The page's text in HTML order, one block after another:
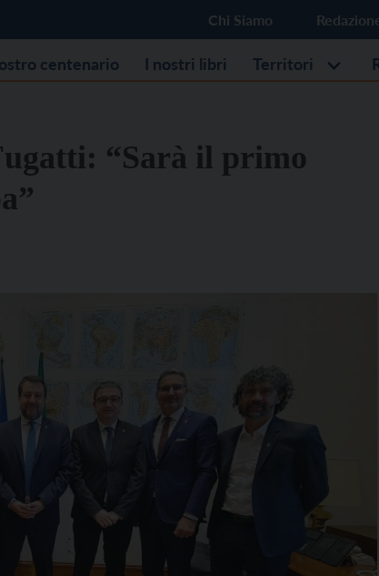
Chi Siamo
centenario I nostri libri Territori
“Sarà il primo